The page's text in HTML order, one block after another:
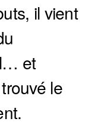
il vient
et
le